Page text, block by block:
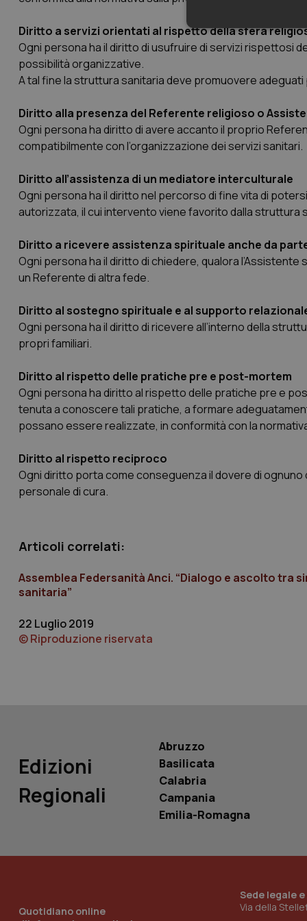
Diritto a servizi orientati al rispetto della sfera
Ogni persona ha il diritto di usufruire di servizi rispettosi
possibilità organizzative.
A tal fine la struttura sanitaria deve promuovere
Diritto alla presenza del Referente religioso o
Ogni persona ha diritto di avere accanto il proprio
compatibilmente con l’organizzazione dei servizi sanitari.
Diritto all’assistenza di un mediatore interculturale
Ogni persona ha il diritto nel percorso di fine vita di
autorizzata, il cui intervento viene favorito dalla struttura
Diritto a ricevere assistenza spirituale anche da
Ogni persona ha il diritto di chiedere, qualora
un Referente di altra fede.
Diritto al sostegno spirituale e al supporto
Ogni persona ha il diritto di ricevere all’interno della
propri familiari.
Diritto al rispetto delle pratiche pre e post-mortem
Ogni persona ha diritto al rispetto delle pratiche pre e
tenuta a conoscere tali pratiche, a formare
possano essere realizzate, in conformità con la
Diritto al rispetto reciproco
Ogni diritto porta come conseguenza il dovere di
personale di cura.
Articoli correlati:
Assemblea Federsanità Anci. “Dialogo e ascolto tra
sanitaria”
22 Luglio 2019
© Riproduzione riservata
Edizioni
Regionali
Abruzzo
Basilicata
Calabria
Campania
Emilia-Romagna
Quotidiano online
Sede legale
Via della
I cookie necessari
Nome
tracking-sites-
session-id
_ga
__Secure-
tracking-sites-